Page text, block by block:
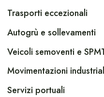
Trasporti eccezionali
Autogrù e sollevamenti
Veicoli semoventi e
Movimentazioni
Servizi portuali